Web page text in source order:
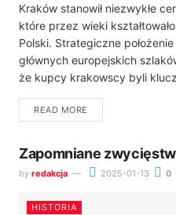
Kraków stanowił niezwykłe
które przez wieki
Polski. Strategiczne
głównych europejskich
że kupcy krakowscy byli
READ MORE
Zapomniane
by redakcja 2025-01-13 0
HISTORIA